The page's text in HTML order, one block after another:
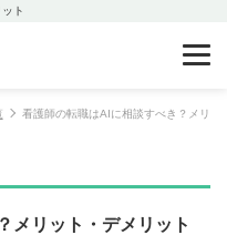
ト
看護師の転職はAIに相談すべき？メリ
メリット・デメリット